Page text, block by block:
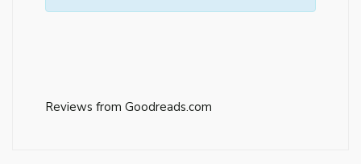
Reviews from Goodreads.com